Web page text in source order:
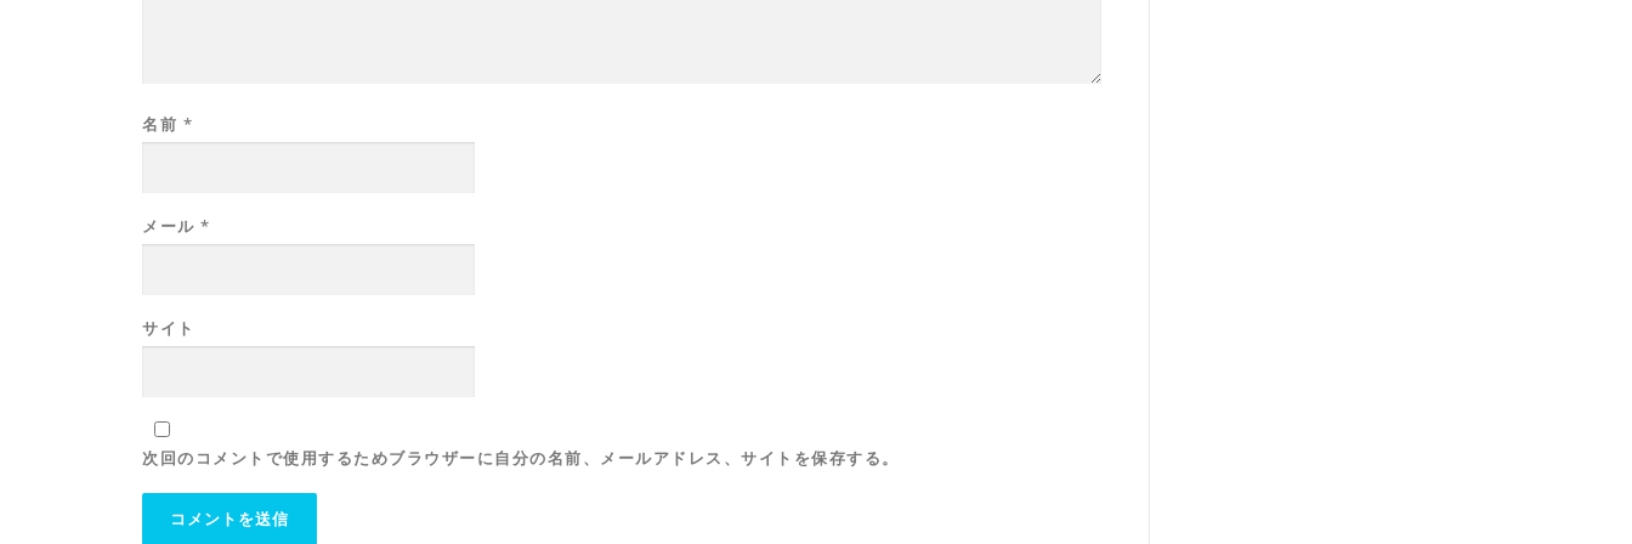
名前 *
メール *
サイト
次回のコメントで使用するためブラウザーに自分の名前、メールアドレス、サイトを保存する。